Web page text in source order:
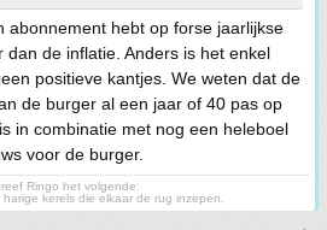
abonnement hebt op forse jaarlijkse
de inflatie. Anders is het enkel
positieve kantjes. We weten dat de
de burger al een jaar of 40 pas op
in combinatie met nog een heleboel
voor de burger.
Ringo het volgende:
kerels die elkaar de rug inzepen.